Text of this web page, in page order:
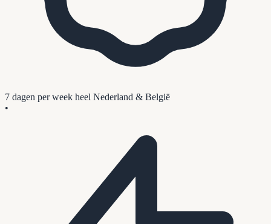
7 dagen per week heel Nederland & België
•